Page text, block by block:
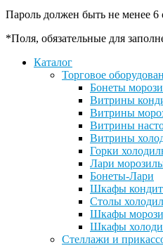
Пароль должен быть не менее 6
*Поля, обязательные для
Каталог
Торговое
Бонеты
Витрины
Витрины
Витрины
Витрины
Горки
Лари
Бонеты-Лари
Шкафы
Столы
Шкафы
Шкафы
Стеллажи и